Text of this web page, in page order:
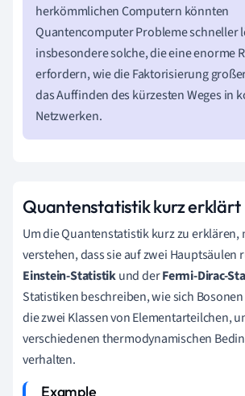
herkömmlichen Computern könnten
Quantencomputer Probleme schneller
insbesondere solche, die eine enorme
erfordern, wie die Faktorisierung
das Auffinden des kürzesten Weges in
Netzwerken.
Quantenstatistik kurz erklärt
Um die Quantenstatistik kurz zu erklären,
verstehen, dass sie auf zwei Hauptsäulen
Einstein-Statistikund derFermi-Dirac-
Statistiken beschreiben, wie sich
die zwei Klassen von Elementarteilchen,
verschiedenen thermodynamischen
verhalten.